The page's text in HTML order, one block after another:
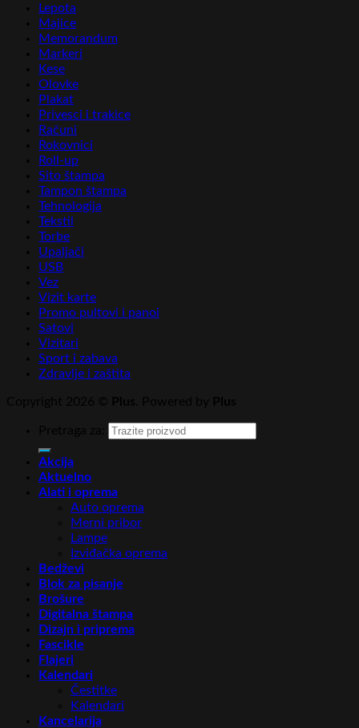
Lepota
Majice
Memorandum
Markeri
Kese
Olovke
Plakat
Privesci i trakice
Računi
Rokovnici
Roll-up
Sito štampa
Tampon štampa
Tehnologija
Tekstil
Torbe
Upaljači
USB
Vez
Vizit karte
Promo pultovi i panoi
Satovi
Vizitari
Sport i zabava
Zdravlje i zaštita
Akcija
Aktuelno
Alati i oprema
Auto oprema
Merni pribor
Lampe
Izviđačka oprema
Bedževi
Blok za pisanje
Brošure
Digitalna štampa
Dizajn i priprema
Fascikle
Flajeri
Kalendari
Čestitke
Kalendari
Kancelarija